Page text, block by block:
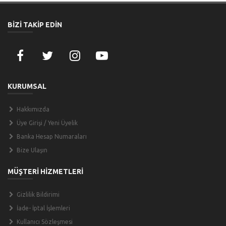
BİZİ TAKİP EDİN
KURUMSAL
Hakkımızda
Üye Girişi / Yeni Üyelik
Banka Hesap Numaraları
Bize Ulaşın
MÜŞTERİ HİZMETLERİ
Gizlilik Bildirimi
İade- İptal İşlemleri
Kullanıcı Sözleşmesi